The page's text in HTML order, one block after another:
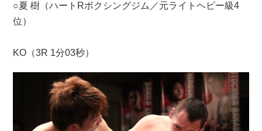
○夏 樹（ハートRボクシングジム／元ライトヘビー級4
位）
KO（3R 1分03秒）